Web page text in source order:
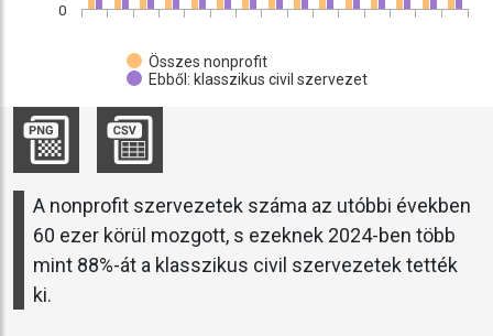
Összes nonprofit
Ebből: klasszikus civil szervezet
0
A nonprofit szervezetek száma az utóbbi években
60 ezer körül mozgott, s ezeknek 2024-ben több
mint 88%-át a klasszikus civil szervezetek tették
ki.